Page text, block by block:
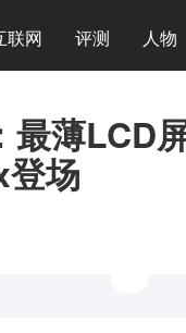
联网 评测 人物
薄LCD
场